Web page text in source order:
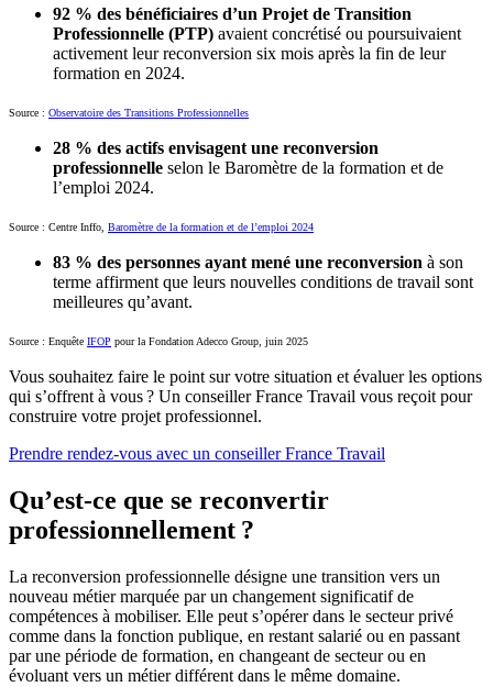
92 % des bénéficiaires d’un Projet de Transition
Professionnelle (PTP) avaient concrétisé ou poursuivaient
activement leur reconversion six mois après la fin de leur
formation en 2024.
Source : Observatoire des Transitions Professionnelles
28 % des actifs envisagent une reconversion
professionnelle selon le Baromètre de la formation et de
l’emploi 2024.
Source : Centre Inffo, Baromètre de la formation et de l’emploi 2024
83 % des personnes ayant mené une reconversion à son
terme affirment que leurs nouvelles conditions de travail sont
meilleures qu’avant.
Source : Enquête IFOP pour la Fondation Adecco Group, juin 2025
Vous souhaitez faire le point sur votre situation et évaluer les options
qui s’offrent à vous ? Un conseiller France Travail vous reçoit pour
construire votre projet professionnel.
Prendre rendez-vous avec un conseiller France Travail
Qu’est-ce que se reconvertir
professionnellement ?
La reconversion professionnelle désigne une transition vers un
nouveau métier marquée par un changement significatif de
compétences à mobiliser. Elle peut s’opérer dans le secteur privé
comme dans la fonction publique, en restant salarié ou en passant
par une période de formation, en changeant de secteur ou en
évoluant vers un métier différent dans le même domaine.